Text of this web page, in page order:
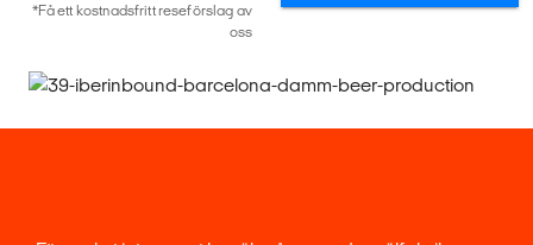
*Få ett kostnadsfritt reseförslag av
oss